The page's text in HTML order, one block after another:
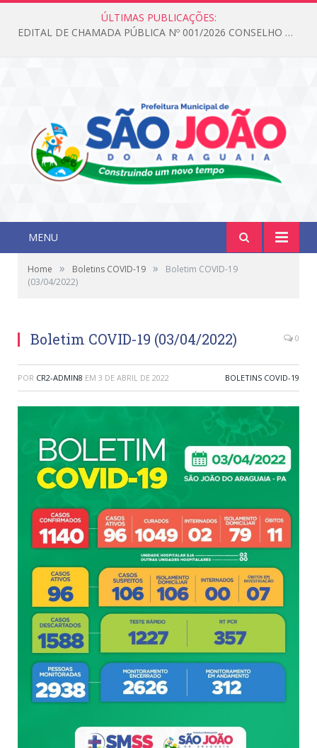
ÚLTIMAS PUBLICAÇÕES:
EDITAL DE CHAMADA PÚBLICA Nº 001/2026 CONSELHO DOS DIREITOS DA CRIANÇA E DO ADOLESCENTE
MENU
Home » Boletins COVID-19 »
Boletim COVID-19
(03/04/2022)
Boletim COVID-19 (03/04/2022) 0
POR CR2-ADMIN8 EM 3 DE ABRIL DE 2022 BOLETINS COVID-19